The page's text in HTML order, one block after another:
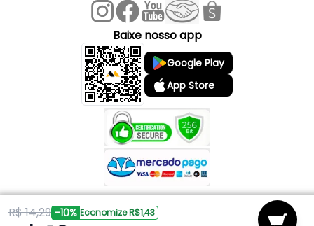
R$ 14,29 -10% Economize R$1,43
Baixe nosso app
Google Play
App Store
Copyright © 2026 Mark Ferragens. Todos os direitos reservados.